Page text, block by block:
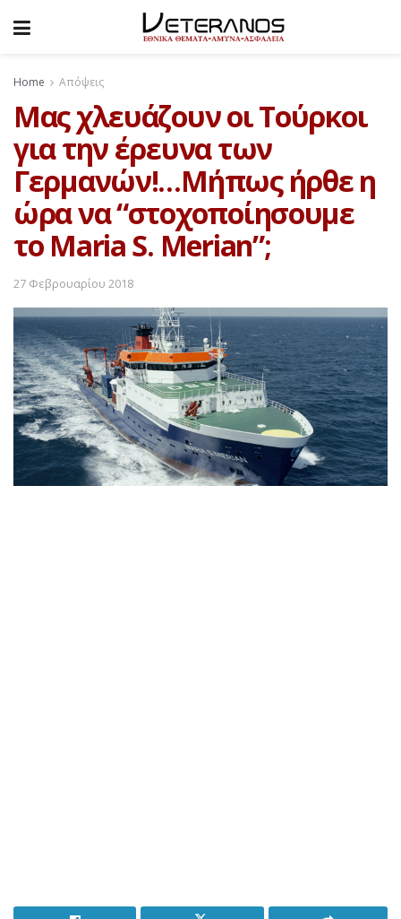
Home Απόψεις
Mας χλευάζουν οι Τούρκοι
για την έρευνα των
Γερμανών!…Μήπως ήρθε η
ώρα να “στοχοποίησουμε
το Maria S. Merian”;
27 Φεβρουαρίου 2018